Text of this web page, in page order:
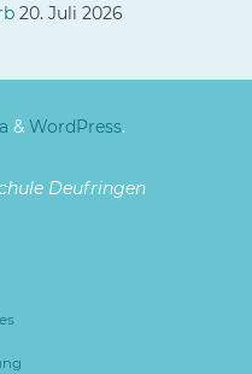
20. Juli 2026
& WordPress.
Deufringen